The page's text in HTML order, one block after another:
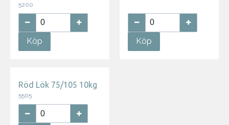
5200
Köp Köp
Röd Lök 75/105 10kg
5505